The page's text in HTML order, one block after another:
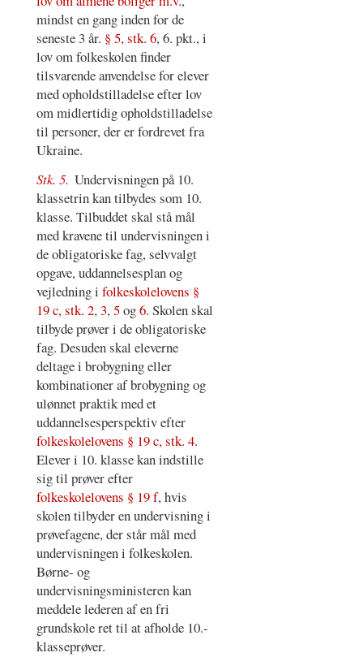
mindst en gang inden for de
seneste 3 år. § 5, stk. 6, 6. pkt., i
lov om folkeskolen finder
tilsvarende anvendelse for elever
med opholdstilladelse efter lov
om midlertidig opholdstilladelse
til personer, der er fordrevet fra
Ukraine.
Stk. 5. Undervisningen på 10.
klassetrin kan tilbydes som 10.
klasse. Tilbuddet skal stå mål
med kravene til undervisningen i
de obligatoriske fag, selvvalgt
opgave, uddannelsesplan og
vejledning i folkeskolelovens §
19 c, stk. 2,3,5og6. Skolen skal
tilbyde prøver i de obligatoriske
fag. Desuden skal eleverne
deltage i brobygning eller
kombinationer af brobygning og
ulønnet praktik med et
uddannelsesperspektiv efter
folkeskolelovens § 19 c, stk. 4.
Elever i 10. klasse kan indstille
sig til prøver efter
folkeskolelovens § 19 f, hvis
skolen tilbyder en undervisning i
prøvefagene, der står mål med
undervisningen i folkeskolen.
Børne- og
undervisningsministeren kan
meddele lederen af en fri
grundskole ret til at afholde 10.-
klasseprøver.